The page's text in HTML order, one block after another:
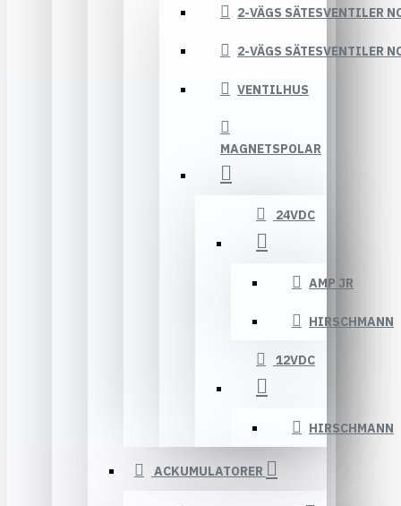
2-VÄGS SÄTESVENTILER
2-VÄGS SÄTESVENTILER
VENTILHUS
MAGNETSPOLAR
24VDC
AMP JR
HIRSCHMANN
12VDC
HIRSCHMANN
ACKUMULATORER